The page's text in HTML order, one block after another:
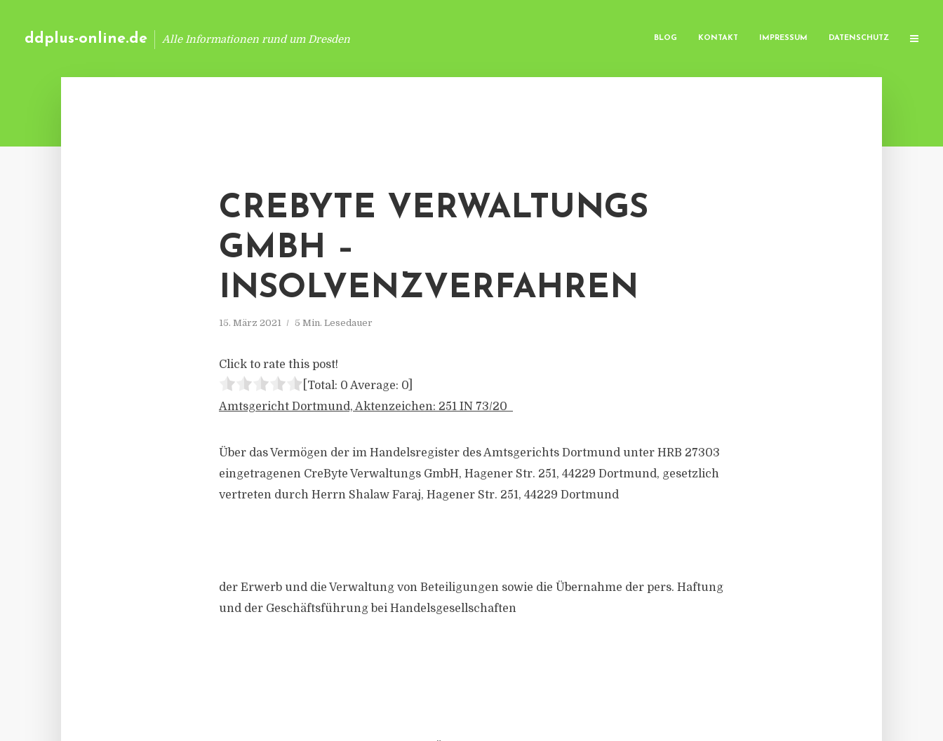
ddplus-online.de Alle Informationen rund um Dresden BLOG KONTAKT IMPRESSUM DATENSCHUTZ
CREBYTE VERWALTUNGS
GMBH –
INSOLVENZVERFAHREN
15. März 2021 5 Min. Lesedauer
Click to rate this post!
[Total: 0 Average: 0
Amtsgericht Dortmund, Aktenzeichen: 251 IN 73/20
Über das Vermögen der im Handelsregister des Amtsgerichts Dortmund unter HRB 27303
eingetragenen CreByte Verwaltungs GmbH, Hagener Str. 251, 44229 Dortmund, gesetzlich
vertreten durch Herrn Shalaw Faraj, Hagener Str. 251, 44229 Dortmund
der Erwerb und die Verwaltung von Beteiligungen sowie die Übernahme der pers. Haftung
und der Geschäftsführung bei Handelsgesellschaften